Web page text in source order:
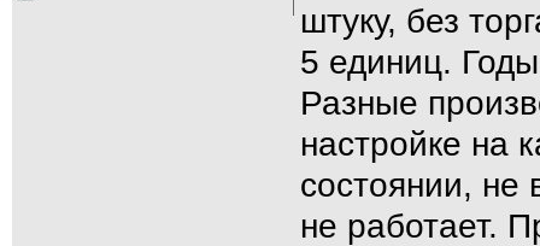
штуку, без
5 единиц.
Разные
настройке на
состоянии, не
не работает.